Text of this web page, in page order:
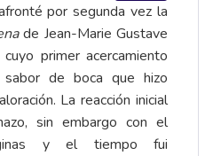
por segunda vez la
de Jean-Marie Gustave
primer acercamiento
de boca que hizo
La reacción inicial
sin embargo con el
y el tiempo fui